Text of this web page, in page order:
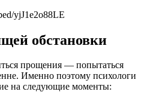
yjJ1e2o88LE
обстановки
прощения — попытаться
Именно поэтому психологи
на следующие моменты: